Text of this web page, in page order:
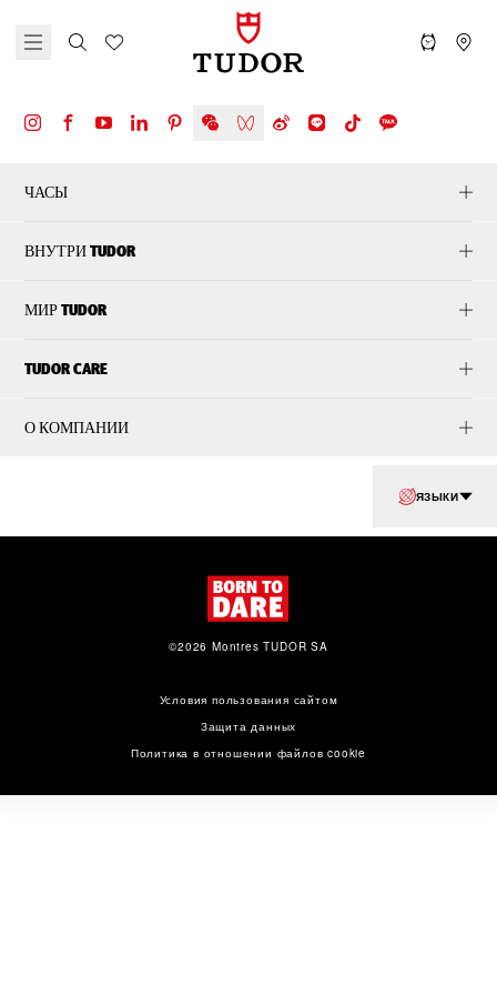
ЧАСЫ
ВНУТРИ TUDOR
МИР TUDOR
TUDOR CARE
О КОМПАНИИ
ЯЗЫКИ
Условия пользования сайтом
Защита данных
Политика в отношении файлов cookie
©2026 Montres TUDOR SA